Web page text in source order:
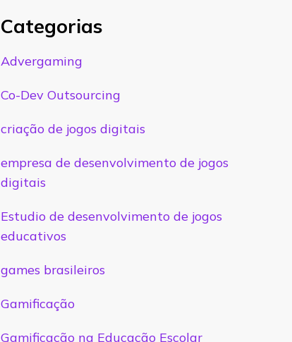
Categorias
Advergaming
Co-Dev Outsourcing
criação de jogos digitais
empresa de desenvolvimento de jogos
digitais
Estudio de desenvolvimento de jogos
educativos
games brasileiros
Gamificação
Gamificação na Educação Escolar